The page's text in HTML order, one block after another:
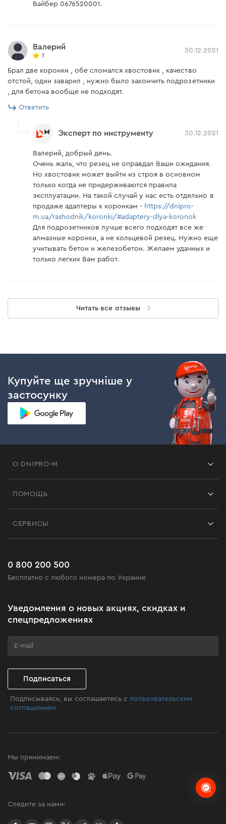
Вайбер 0676520001.
Валерий
1
30.12.2021
Брал две коронки , обе сломался хвостовик , качество
отстой, один заварил , нужно было закончить подрозетники
, для бетона вообще не подходят.
Ответить
Эксперт по инструменту 30.12.2021
Валерий, добрый день.
Очень жаль, что резец не оправдал Ваши ожидания.
Но хвостовик может выйти из строя в основном
только когда не придерживаются правила
эксплуатации. На такой случай у нас есть отдельно в
продаже адаптеры к коронкам - https://dnipro-
m.ua/rashodnik/koronki/#adaptery-dlya-koronok
Для подрозетников лучше всего подходят все же
алмазные коронки, а не кольцевой резец. Нужно еще
учитывать бетон и железобетон. Желаем удачных и
только легких Вам работ.
Читать все отзывы
Купуйте ще зручніше у
застосунку
О DNIPRO-M
Черная пятница
Клуб мастерства
ПОМОЩЬ
Часто задаваемые вопросы
СЕРВИСЫ
0 800 200 500
Бесплатно с любого номера по Украине
Уведомления о новых акциях, скидках и
спецпредложениях
Подписаться
Подписываясь, вы соглашаетесь с пользовательским
соглашением
Мы принимаем:
Следите за нами: